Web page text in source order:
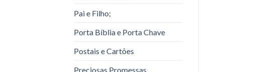
Pai e Filho;
Porta Bíblia e Porta Chave
Postais e Cartões
Preciosas Promessas